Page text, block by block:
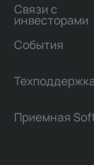
Связи с
инвесторами
События
Приемная